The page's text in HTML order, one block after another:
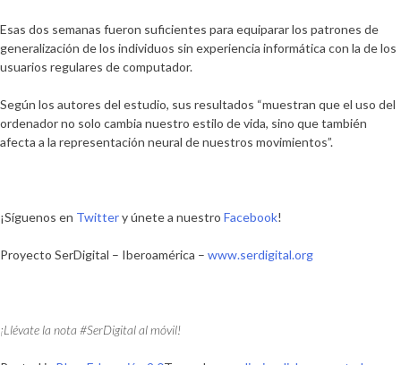
Esas dos semanas fueron suficientes para equiparar los patrones de
generalización de los individuos sin experiencia informática con la de los
usuarios regulares de computador.
Según los autores del estudio, sus resultados “muestran que el uso del
ordenador no solo cambia nuestro estilo de vida, sino que también
afecta a la representación neural de nuestros movimientos”.
¡Síguenos en Twittery únete a nuestro Facebook!
Proyecto SerDigital – Iberoamérica – www.serdigital.org
¡Llévate la nota #SerDigital al móvil!